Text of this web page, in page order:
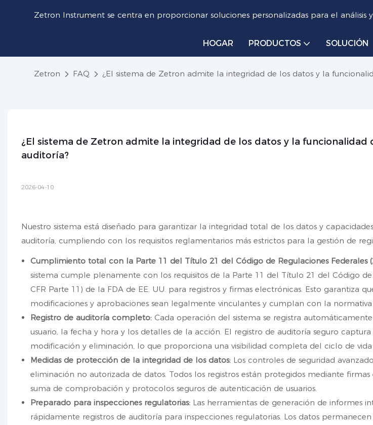
Zetron Instrument se centra en proporcionar soluciones personalizadas para el análisis
HOGAR PRODUCTOS SOLUCIÓN
Zetron FAQ ¿El sistema de Zetron admite la integridad de los datos y la
¿El sistema de Zetron admite la integridad de los datos y la funcionalidad
auditoría?
2026-04-10
Nuestro sistema está diseñado para garantizar la integridad total de los datos y
auditoría, cumpliendo con los requisitos reglamentarios más estrictos para la gestión de
Cumplimiento total con la Parte 11 del Título 21 del Código de Regulaciones Federales
sistema cumple plenamente con los requisitos de la Parte 11 del Título 21 del Código de
CFR Parte 11) de la FDA de EE. UU. para registros y firmas electrónicas. Esto garantiza
modificaciones y aprobaciones sean legalmente vinculantes y cumplan con la normativa
Registro de auditoría completo:Cada operación del sistema se registra
usuario, la fecha y hora y los detalles de la acción. El registro de auditoría seguro captura
modificación y eliminación, lo que proporciona una visibilidad completa del ciclo de vida
Medidas de protección de la integridad de los datos:Los controles de seguridad
eliminación no autorizada de datos. Todos los registros están protegidos mediante
suma de comprobación y protocolos seguros de autenticación de usuarios.
Preparado para inspecciones regulatorias:Las herramientas de generación de informes
rápidamente registros de auditoría para inspecciones regulatorias. Los datos